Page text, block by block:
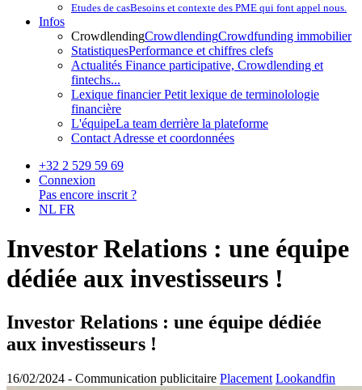
Etudes de casBesoins et contexte des PME qui font appel nous.
Infos
CrowdlendingCrowdlendingCrowdfunding immobilier
StatistiquesPerformance et chiffres clefs
Actualités Finance participative, Crowdlending et
fintechs...
Lexique financierPetit lexique de terminolologie
financière
L'équipeLa team derrière la plateforme
Contact Adresse et coordonnées
+32 2 529 59 69
Connexion
Pas encore inscrit ?
NL FR
Investor Relations : une équipe
dédiée aux investisseurs !
Investor Relations : une équipe dédiée
aux investisseurs !
16/02/2024 - Communication publicitaire Placement Lookandfin